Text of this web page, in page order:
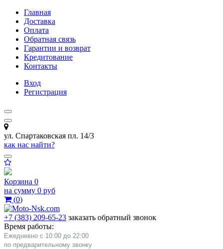
Главная
Доставка
Оплата
Обратная связь
Гарантии и возврат
Кредитование
Контакты
Вход
Регистрация
ул. Спартаковская пл. 14/3
как нас найти?
Корзина 0
на сумму 0 руб
(0)
+7 (383) 209-65-23 заказать обратный звонок
Время работы:
Ежедневно с 10:00 до 22:00
​по предварительному звонку